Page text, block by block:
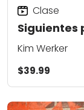
Siguientes
Clase
Kim Werker
$39.99